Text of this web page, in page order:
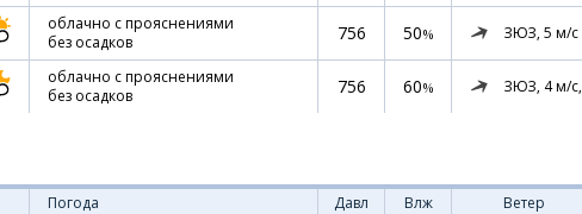
облачно с прояснениями
без осадков
756 50% ЗЮЗ, 5 м/с
облачно с прояснениями
без осадков
756 60% ЗЮЗ, 4м/с,
Погода Давл Влж
Ветер